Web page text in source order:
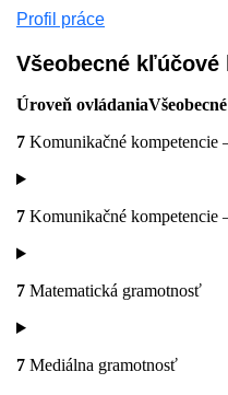
Profil práce
Všeobecné kľúčové
Úroveň ovládania
7 Komunikačné kompetencie
7 Komunikačné kompetencie
7 Matematická gramotnosť
7 Mediálna gramotnosť